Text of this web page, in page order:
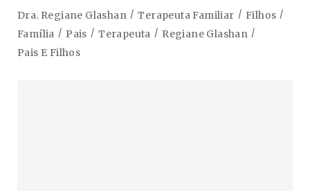
Dra. Regiane Glashan Terapeuta Familiar
Filhos
Família
Pais Terapeuta
Regiane Glashan
Pais E Filhos